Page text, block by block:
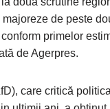
de peste
primelor
de Agerpres.
care critică